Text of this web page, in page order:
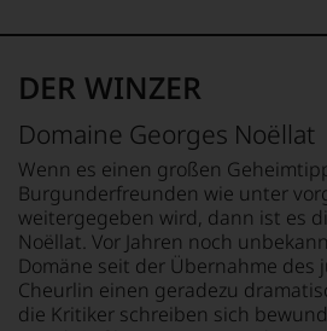
zu
auf
hohem
Niveau
sich
unsere
Weinselektion
bewegt.
Das
aber
genügt
zeigte
beruflicher
zunächst
eine
ganz
andere
Richtung,
denn
er
studierte
REBSORTEN
18 °C
DER WINZER
Domaine Georges Noëllat
Wenn es einen großen
Burgunderfreunden wie unter
weitergegeben wird, dann ist es
Noëllat. Vor Jahren noch
Domäne seit der Übernahme des
Cheurlin einen geradezu
die Kritiker schreiben sich